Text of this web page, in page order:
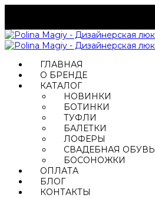
ГЛАВНАЯ
О БРЕНДЕ
КАТАЛОГ
НОВИНКИ
БОТИНКИ
ТУФЛИ
БАЛЕТКИ
ЛОФЕРЫ
СВАДЕБНАЯ ОБУВЬ
БОСОНОЖКИ
ОПЛАТА
БЛОГ
КОНТАКТЫ